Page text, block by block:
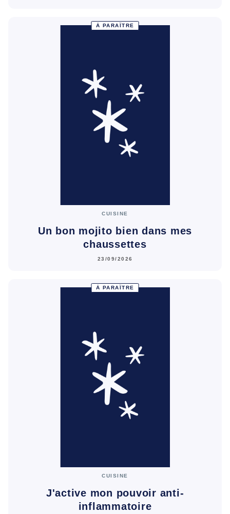
À PARAÎTRE
CUISINE
Un bon mojito bien dans mes
chaussettes
23/09/2026
À PARAÎTRE
CUISINE
J'active mon pouvoir anti-
inflammatoire